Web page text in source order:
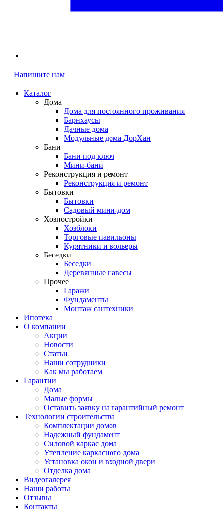
Напишите нам
Каталог
Дома
Дома для постоянного проживания
Барнхаусы
Дачные дома
Модульные дома ДорХан
Бани
Бани под ключ
Мини-бани
Реконструкция и ремонт
Реконструкция и ремонт
Бытовки
Бытовки
Садовый мини-дом
Хозпостройки
Хозблоки
Торговые павильоны
Курятники и вольеры
Беседки
Беседки
Деревянные навесы
Прочее
Гаражи
Фундаменты
Монтаж сантехники
Ипотека
О компании
Акции
Новости
Статьи
Наши сотрудники
Как мы работаем
Гарантии
Дома
Малые формы
Оставить заявку на гарантийный ремонт
Технологии строительства
Комплектации домов
Надежный фундамент
Силовой каркас дома
Утепление каркасного дома
Установка окон и входной двери
Отделка дома
Видеогалерея
Наши работы
Отзывы
Контакты